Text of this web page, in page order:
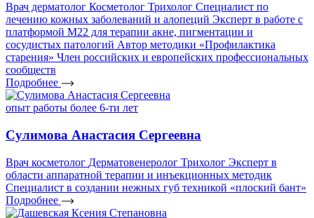
Врач дерматолог Косметолог Трихолог Специалист по
лечению кожных заболеваний и алопеций Эксперт в работе с
платформой М22 для терапии акне, пигментации и
сосудистых патологий Автор методики «Профилактика
старения» Член российских и европейских профессиональных
сообществ
Подробнее
опыт работы более 6-ти лет
Сулимова Анастасия Сергеевна
Врач косметолог Дерматовенеролог Трихолог Эксперт в
области аппаратной терапии и инъекционных методик
Специалист в создании нежных губ техникой «плоский бант»
Подробнее